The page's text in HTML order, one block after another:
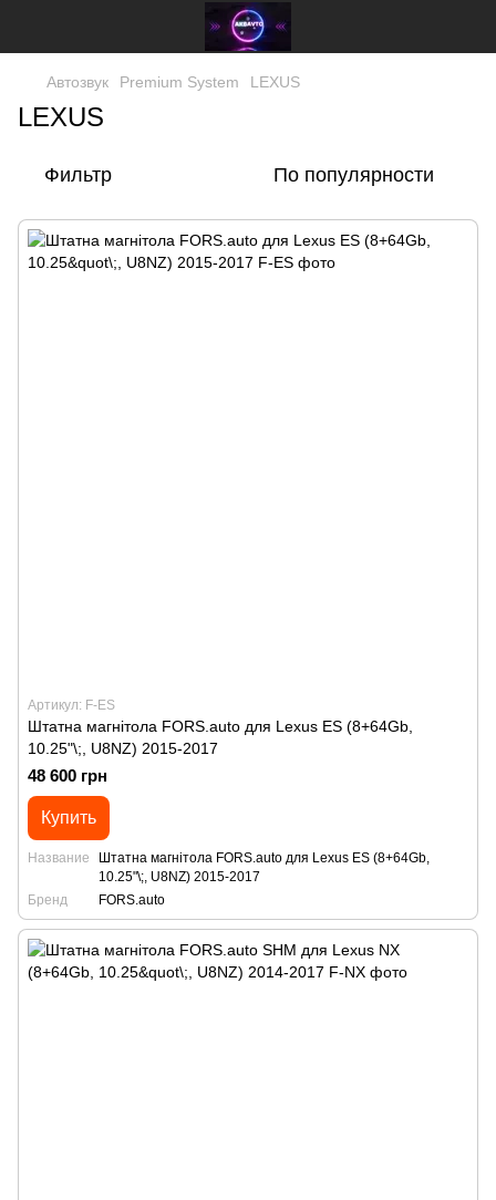
Автозвук Premium System LEXUS
LEXUS
Фильтр По популярности
Артикул: F-ES
Штатна магнітола FORS.auto для Lexus ES (8+64Gb,
10.25"\;, U8NZ) 2015-2017
48 600 грн
Купить
Название
Штатна магнітола FORS.auto для Lexus ES (8+64Gb,
10.25"\;, U8NZ) 2015-2017
Бренд
FORS.auto